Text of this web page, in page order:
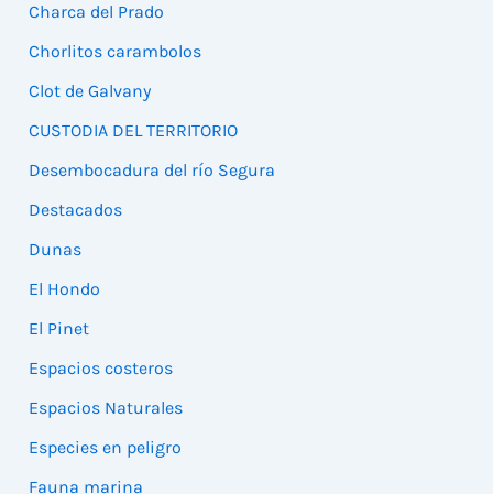
Charca del Prado
Chorlitos carambolos
Clot de Galvany
CUSTODIA DEL TERRITORIO
Desembocadura del río Segura
Destacados
Dunas
El Hondo
El Pinet
Espacios costeros
Espacios Naturales
Especies en peligro
Fauna marina